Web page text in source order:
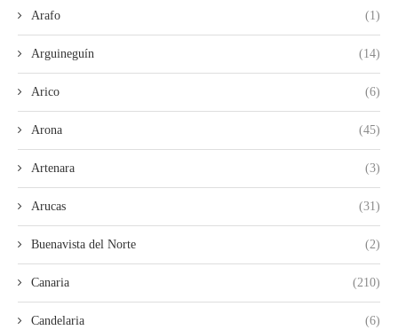
Arafo (1)
Arguineguín (14)
Arico (6)
Arona (45)
Artenara (3)
Arucas (31)
Buenavista del Norte (2)
Canaria (210)
Candelaria (6)